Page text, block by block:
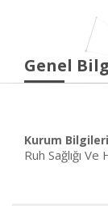
Genel
Kurum
Ruh Sağlığı Ve